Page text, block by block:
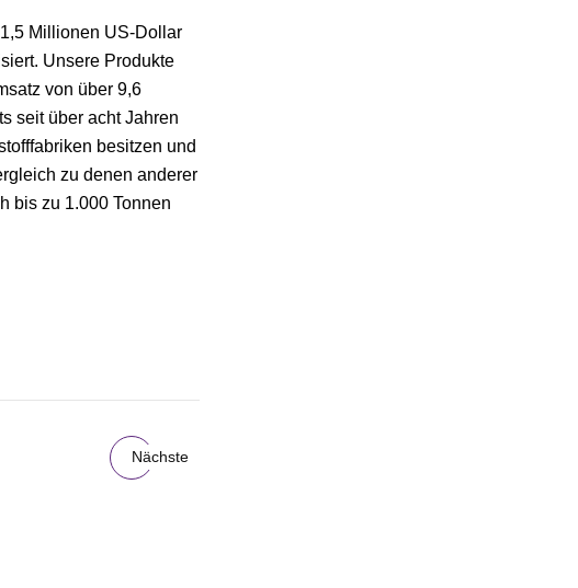
Millionen US-Dollar
Unsere Produkte
von über 9,6
seit über acht Jahren
besitzen und
zu denen anderer
bis zu 1.000 Tonnen
Nächste